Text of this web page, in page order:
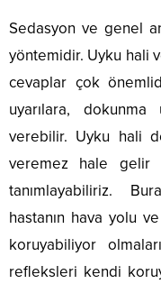
Sedasyon ve genel
yöntemidir. Uyku hali
cevaplar çok
uyarılara, dokunma
verebilir. Uyku hali
veremez hale gelir
tanımlayabiliriz.
hastanın hava yolu
koruyabiliyor
refleksleri kendi